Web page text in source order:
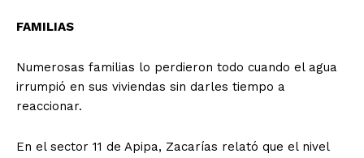
FAMILIAS
Numerosas familias lo perdieron todo cuando el agua
irrumpió en sus viviendas sin darles tiempo a
reaccionar.
En el sector 11 de Apipa, Zacarías relató que el nivel